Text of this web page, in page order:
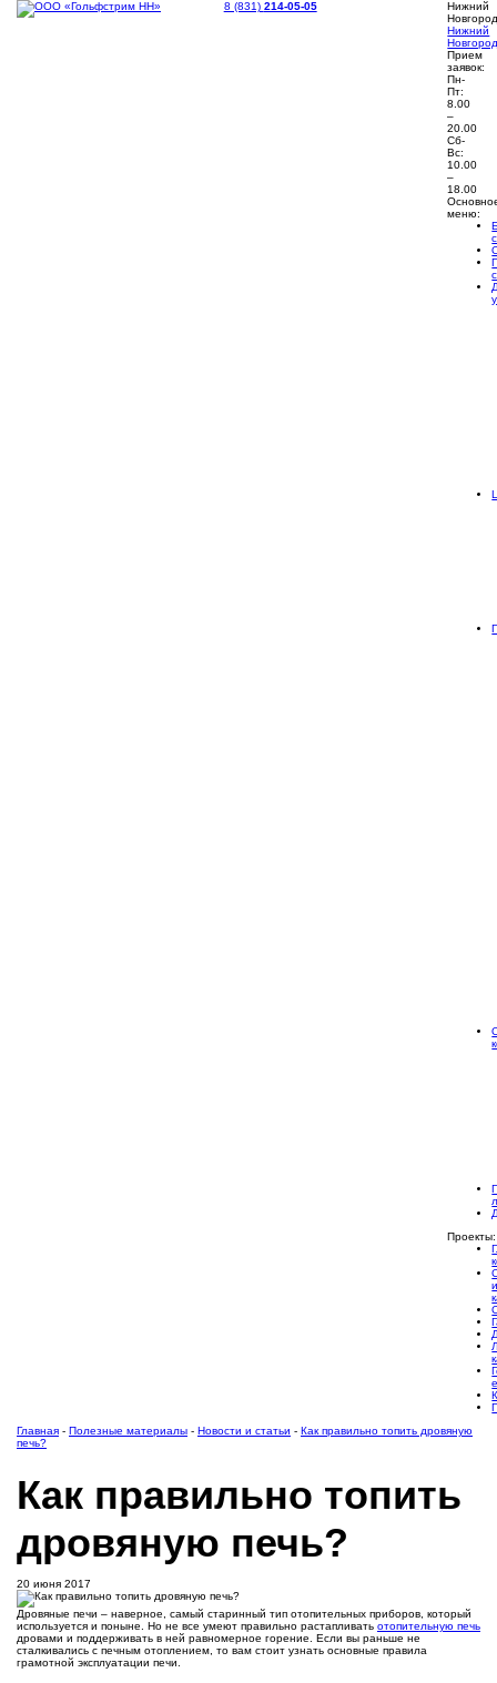
8 (831) 214-05-05
Нижний
Нижний
Прием
заявок:
Пн-
Пт:
8.00
–
20.00
Сб-
Вс:
10.00
–
18.00
меню:
Проекты:
Главная - Полезные материалы - Новости и статьи - Как правильно топить дровяную
печь?
Как правильно топить
дровяную печь?
20 июня 2017
Дровяные печи – наверное, самый старинный тип отопительных приборов, который
используется и поныне. Но не все умеют правильно растапливать отопительную печь
дровами и поддерживать в ней равномерное горение. Если вы раньше не
сталкивались с печным отоплением, то вам стоит узнать основные правила
грамотной эксплуатации печи.